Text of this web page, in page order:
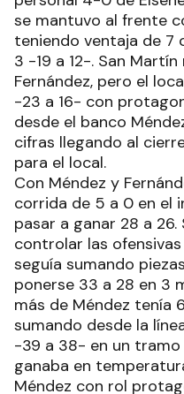
se mantuvo al frente
teniendo ventaja de 7
3 -19 a 12-. San
Fernández, pero el
-23 a 16- con
desde el banco
cifras llegando al
para el local.
Con Méndez y
corrida de 5 a 0 en el
pasar a ganar 28 a
controlar las
seguía sumando
ponerse 33 a 28 en 3
más de Méndez tenía
sumando desde la
-39 a 38- en un
ganaba en
Méndez con rol